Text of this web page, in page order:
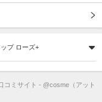
プ ローズ+
コミサイト - @cosme（アット